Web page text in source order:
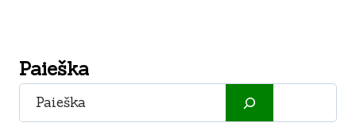
Paieška
Paieška